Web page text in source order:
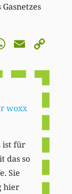
Email
woxx
ist für
das so
Sie
hier